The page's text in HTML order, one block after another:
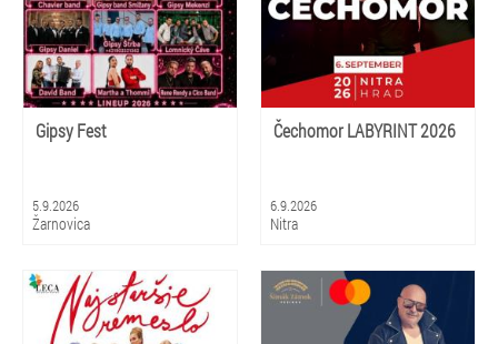
Gipsy Fest
5.9.2026
Žarnovica
Čechomor LABYRINT 2026
6.9.2026
Nitra